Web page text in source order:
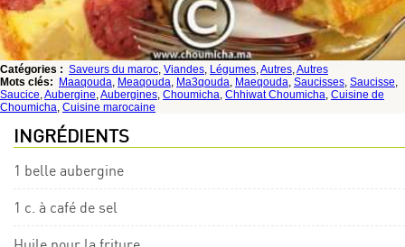
Catégories : Saveurs du maroc, Viandes, Légumes,Autres,Autres
Mots clés:
Maaqouda, Meaqouda, Ma3qouda, Maeqouda, Saucisses, Saucisse,
Saucice,Aubergine,Aubergines, Choumicha, Chhiwat Choumicha, Cuisine de
Choumicha, Cuisine marocaine
INGRÉDIENTS
1 belle aubergine
1 c. à café de sel